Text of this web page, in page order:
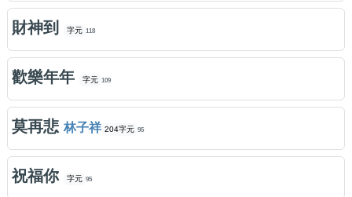
財神到 字元 118
歡樂年年 字元 109
莫再悲 林子祥 204字元 95
祝福你 字元 95